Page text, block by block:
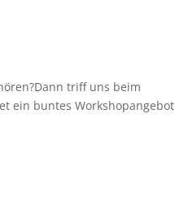
triff uns beim
ein buntes Workshopangebot